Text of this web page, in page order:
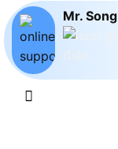
Mr. Song